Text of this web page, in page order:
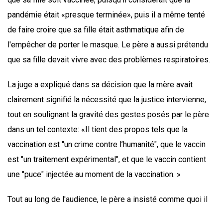
pandémie était «presque terminée», puis il a même tenté
de faire croire que sa fille était asthmatique afin de
l'empêcher de porter le masque. Le père a aussi prétendu
que sa fille devait vivre avec des problèmes respiratoires.
La juge a expliqué dans sa décision que la mère avait
clairement signifié la nécessité que la justice intervienne,
tout en soulignant la gravité des gestes posés par le père
dans un tel contexte: «Il tient des propos tels que la
vaccination est "un crime contre l’humanité", que le vaccin
est "un traitement expérimental", et que le vaccin contient
une "puce" injectée au moment de la vaccination. »
Tout au long de l'audience, le père a insisté comme quoi il